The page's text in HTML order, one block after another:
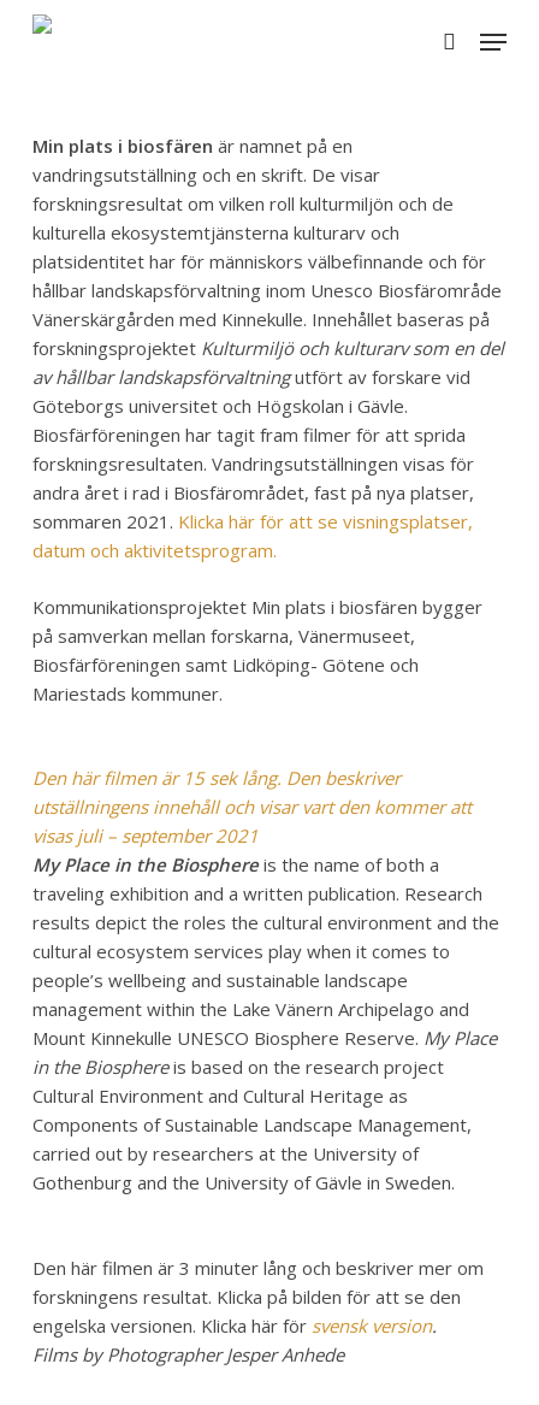
search
Menu
Min plats i biosfären är namnet på en
vandringsutställning och en skrift. De visar
forskningsresultat om vilken roll kulturmiljön och de
kulturella ekosystemtjänsterna kulturarv och
platsidentitet har för människors välbefinnande och för
hållbar landskapsförvaltning inom Unesco Biosfärområde
Vänerskärgården med Kinnekulle. Innehållet baseras på
forskningsprojektet Kulturmiljö och kulturarv som en del
av hållbar landskapsförvaltningutfört av forskare vid
Göteborgs universitet och Högskolan i Gävle.
Biosfärföreningen har tagit fram filmer för att sprida
forskningsresultaten. Vandringsutställningen visas för
andra året i rad i Biosfärområdet, fast på nya platser,
sommaren 2021. Klicka här för att se visningsplatser,
datum och aktivitetsprogram.
Kommunikationsprojektet Min plats i biosfären bygger
på samverkan mellan forskarna, Vänermuseet,
Biosfärföreningen samt Lidköping- Götene och
Mariestads kommuner.
Den här filmen är 15 sek lång. Den beskriver
utställningens innehåll och visar vart den kommer att
visas juli – september 2021
My Place in the Biosphereis the name of both a
traveling exhibition and a written publication. Research
results depict the roles the cultural environment and the
cultural ecosystem services play when it comes to
people’s wellbeing and sustainable landscape
management within the Lake Vänern Archipelago and
Mount Kinnekulle UNESCO Biosphere Reserve. My Place
in the Biosphereis based on the research project
Cultural Environment and Cultural Heritage as
Components of Sustainable Landscape Management,
carried out by researchers at the University of
Gothenburg and the University of Gävle in Sweden.
Den här filmen är 3 minuter lång och beskriver mer om
forskningens resultat. Klicka på bilden för att se den
engelska versionen. Klicka här för svensk version.
Films by Photographer Jesper Anhede